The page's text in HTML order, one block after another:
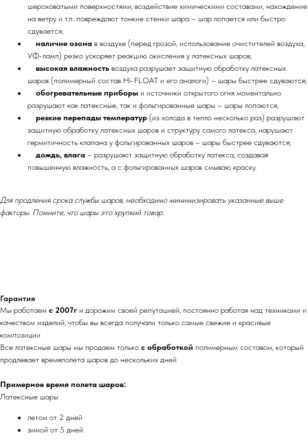
шероховатыми поверхностями, воздействие химическими составами, нахождение
на ветру и т.п. повреждают тонкие стенки шара – шар лопается или быстро
сдувается;
наличие озона в воздухе (перед грозой, использование очистителей воздуха,
УФ-ламп) резко ускоряет реакцию окисления у латексных шаров;
высокая влажность воздуха разрушает защитную обработку латексных
шаров (полимерный состав Hi-FLOAT и его аналоги) – шары быстрее сдуваются;
обогревательные приборы и источники открытого огня моментально
разрушают как латексные, так и фольгированные шары – шары лопаются;
резкие перепады температур (из холода в тепло несколько раз) разрушают
защитную обработку латексных шаров и структуру самого латекса, нарушают
гермитичность клапана у фольгированных шаров – шары быстрее сдуваются;
дождь, влага – разрушают защитную обработку латекса, создавая
повышенную влажность, а с фольгированных шаров смываю краску.
Для продления срока службы шаров, необходимо минимизировать указанные выше
факторы. Помните, что шары это хрупкий товар.
Гарантия
Мы работаем с 2007г и дорожим своей репутацией, постоянно работая над техниками и
качеством изделий, чтобы вы всегда получали только самые свежие и красивые
композиции
Все латексные шары мы продаем только с обработкой полимерным составом, который
продлевает времяполета шаров до нескольких дней
Примерное время полета шаров:
Латексные шары
летом от 2 дней
зимой от 5 дней